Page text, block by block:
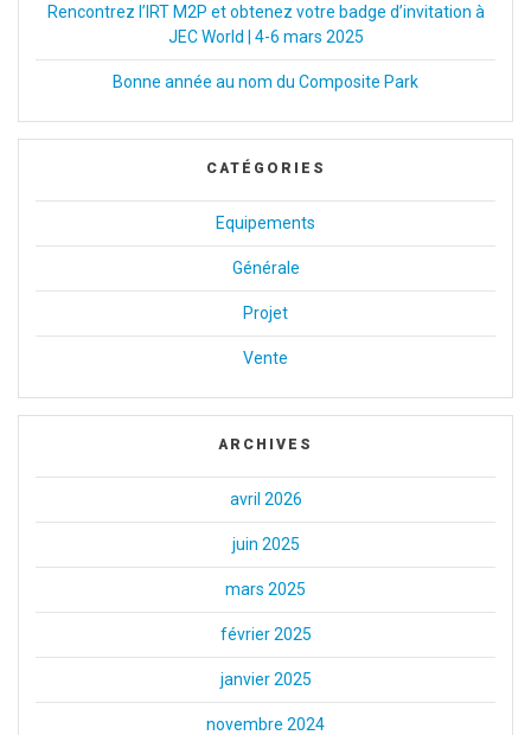
Rencontrez l’IRT M2P et obtenez votre badge d’invitation à
JEC World | 4-6 mars 2025
Bonne année au nom du Composite Park
CATÉGORIES
Equipements
Générale
Projet
Vente
ARCHIVES
avril 2026
juin 2025
mars 2025
février 2025
janvier 2025
novembre 2024